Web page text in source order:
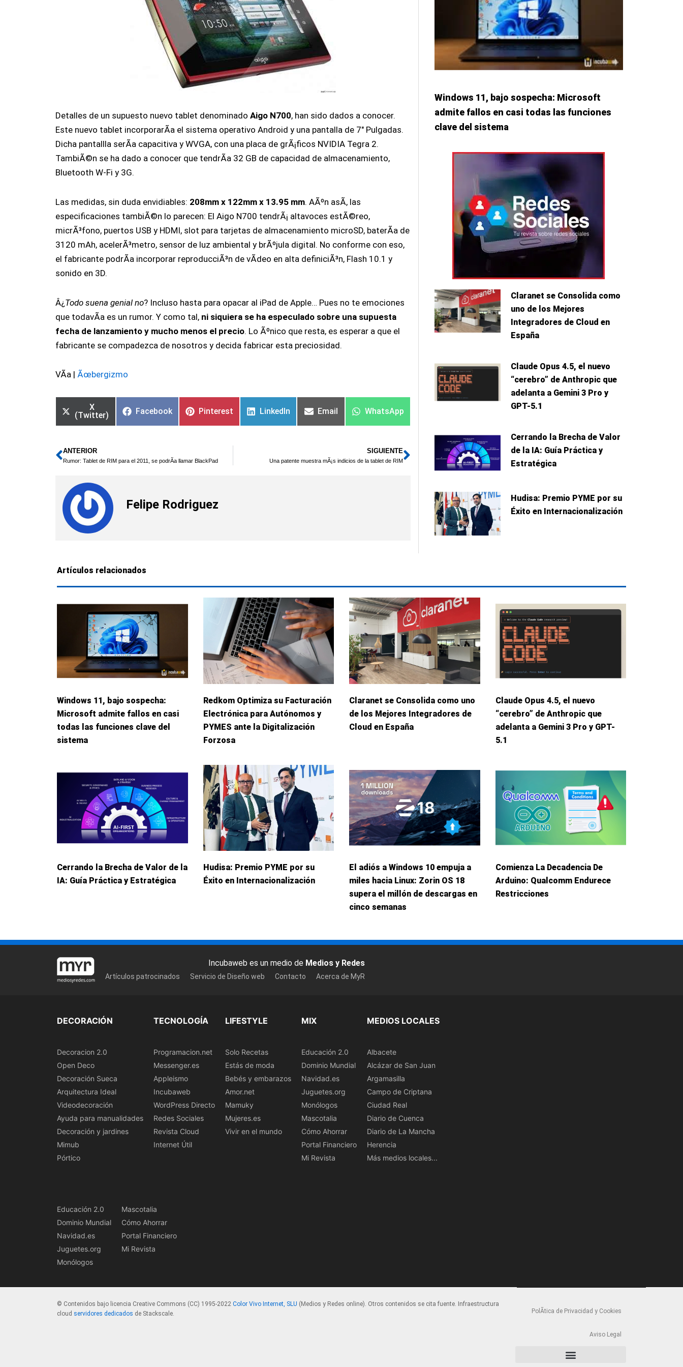
Detalles de un supuesto nuevo tablet denominadoAigo N700, han sido dados a conocer.
Este nuevo tablet incorporarÃ­a el sistema operativo Android y una pantalla de 7″ Pulgadas.
Dicha pantallla serÃ­a capacitiva y WVGA, con una placa de grÃ¡ficos NVIDIA Tegra 2.
TambiÃ©n se ha dado a conocer que tendrÃ­a 32 GB de capacidad de almacenamiento,
Bluetooth W-Fi y 3G.
Las medidas, sin duda envidiables: 208mm x 122mm x 13.95 mm. AÃºn asÃ­, las
especificaciones tambiÃ©n lo parecen: El Aigo N700 tendrÃ¡ altavoces estÃ©reo,
micrÃ³fono, puertos USB y HDMI, slot para tarjetas de almacenamiento microSD, baterÃ­a de
3120 mAh, acelerÃ³metro, sensor de luz ambiental y brÃºjula digital. No conforme con eso,
el fabricante podrÃ­a incorporar reproducciÃ³n de vÃ­deo en alta definiciÃ³n, Flash 10.1 y
sonido en 3D.
Â¿ Todo suena genial no? Incluso hasta para opacar al iPad de Apple… Pues no te emociones
que todavÃ­a es un rumor. Y como tal, ni siquiera se ha especulado sobre una supuesta
fecha de lanzamiento y mucho menos el precio. Lo Ãºnico que resta, es esperar a que el
fabricante se compadezca de nosotros y decida fabricar esta preciosidad.
VÃ­a |Ãœbergizmo
X
(Twitter)
Facebook Pinterest LinkedIn Email WhatsApp
Ant
ANTERIOR
Rumor: Tablet de RIM para el 2011, se podrÃ­a llamar BlackPad
SIGUIENTE
Una patente muestra mÃ¡s indicios de la tablet de RIMSiguiente
Felipe Rodriguez
Windows 11, bajo sospecha: Microsoft
admite fallos en casi todas las funciones
clave del sistema
Claranet se Consolida como
uno de los Mejores
Integradores de Cloud en
España
Claude Opus 4.5, el nuevo
“cerebro” de Anthropic que
adelanta a Gemini 3 Pro y
GPT-5.1
Cerrando la Brecha de Valor
de la IA: Guía Práctica y
Estratégica
Hudisa: Premio PYME por su
Éxito en Internacionalización
Artículos relacionados
Windows 11, bajo sospecha:
Microsoft admite fallos en casi
todas las funciones clave del
sistema
Redkom Optimiza su Facturación
Electrónica para Autónomos y
PYMES ante la Digitalización
Forzosa
Claranet se Consolida como uno
de los Mejores Integradores de
Cloud en España
Claude Opus 4.5, el nuevo
“cerebro” de Anthropic que
adelanta a Gemini 3 Pro y GPT-
5.1
Cerrando la Brecha de Valor de la
IA: Guía Práctica y Estratégica
Hudisa: Premio PYME por su
Éxito en Internacionalización
El adiós a Windows 10 empuja a
miles hacia Linux: Zorin OS 18
supera el millón de descargas en
cinco semanas
Comienza La Decadencia De
Arduino: Qualcomm Endurece
Restricciones
Incubaweb es un medio de Medios y Redes
Artículos patrocinados Servicio de Diseño web Contacto Acerca de MyR
DECORACIÓN
Decoracion 2.0
Open Deco
Decoración Sueca
Arquitectura Ideal
Videodecoración
Ayuda para manualidades
Decoración y jardines
Mimub
Pórtico
TECNOLOGÍA
Programacion.net
Messenger.es
Appleismo
Incubaweb
WordPress Directo
Redes Sociales
Revista Cloud
Internet Útil
LIFESTYLE
Solo Recetas
Estás de moda
Bebés y embarazos
Amor.net
Mamuky
Mujeres.es
Vivir en el mundo
MIX
Educación 2.0
Dominio Mundial
Navidad.es
Juguetes.org
Monólogos
Mascotalia
Cómo Ahorrar
Portal Financiero
Mi Revista
MEDIOS LOCALES
Albacete
Alcázar de San Juan
Argamasilla
Campo de Criptana
Ciudad Real
Diario de Cuenca
Diario de La Mancha
Herencia
Más medios locales...
Educación 2.0
Dominio Mundial
Navidad.es
Juguetes.org
Monólogos
Mascotalia
Cómo Ahorrar
Portal Financiero
Mi Revista
© Contenidos bajo licencia Creative Commons (CC) 1995-2022 Color Vivo Internet, SLU (Medios y Redes online). Otros contenidos se cita fuente. Infraestructura
cloud servidores dedicados de Stackscale. PolÃ­tica de Privacidad y Cookies
Aviso Legal